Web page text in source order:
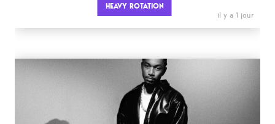
HEAVY ROTATION
il y a 1 jour